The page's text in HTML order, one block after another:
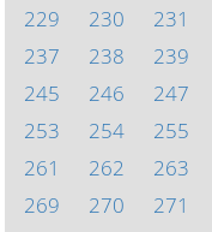
229
230 231
237
238 239
245
246 247
253
254 255
261
262 263
269
270 271